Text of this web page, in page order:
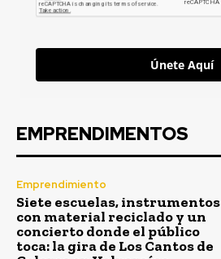
Únete Aquí
EMPRENDIMENTOS
Emprendimiento
Siete escuelas, instrumentos
con material reciclado y un
concierto donde el público
toca: la gira de Los Cantos de